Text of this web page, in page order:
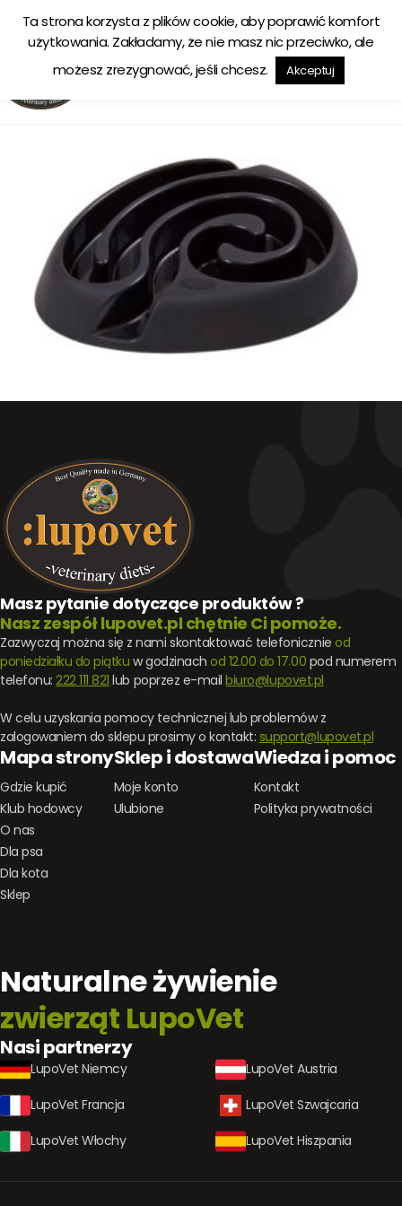
Ekologiczna karma tworzona w zgodzie z naturą
Masz pytanie dotyczące produktów ?
Nasz zespół lupovet.pl chętnie Ci pomoże.
Zazwyczaj można się z nami skontaktować telefonicznie od
poniedziałku do piątku w godzinach od 12.00 do 17.00 pod numerem
telefonu:222 111 821 lub poprzez e-mailbiuro@lupovet.pl
W celu uzyskania pomocy technicznej lub problemów z
zalogowaniem do sklepu prosimy o kontakt: support@lupovet.pl
Mapa strony
Gdzie kupić
Klub hodowcy
O nas
Dla psa
Dla kota
Sklep
Sklep i dostawa
Moje konto
Ulubione
Wiedza i pomoc
Kontakt
Polityka prywatności
Naturalne żywienie
zwierząt LupoVet
Nasi partnerzy
LupoVet Niemcy
LupoVet Austria
LupoVet Francja
LupoVet Szwajcaria
LupoVet Włochy
LupoVet Hiszpania
Ta strona korzysta z plików cookie, aby poprawić komfort
użytkowania. Zakładamy, że nie masz nic przeciwko, ale
możesz zrezygnować, jeśli chcesz.
Akceptuj